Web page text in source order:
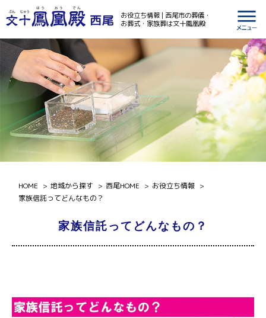
西尾
お役立ち情報 | 西尾市の葬儀・
お葬式・家族葬は文十鳳凰殿
HOME 地域から探す 西尾HOME
お役立ち情報
家族信託ってどんなもの？
家族信託ってどんなもの？